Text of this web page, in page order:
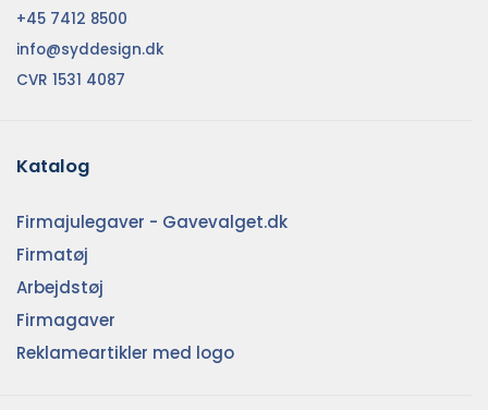
+45 7412 8500
info@syddesign.dk
CVR 1531 4087
Katalog
Firmajulegaver - Gavevalget.dk
Firmatøj
Arbejdstøj
Firmagaver
Reklameartikler med logo